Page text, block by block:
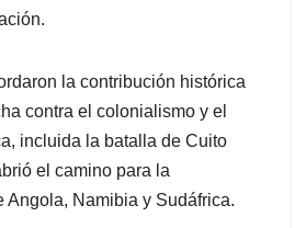
la contribución histórica
contra el colonialismo y el
incluida la batalla de Cuito
el camino para la
Angola, Namibia y Sudáfrica.